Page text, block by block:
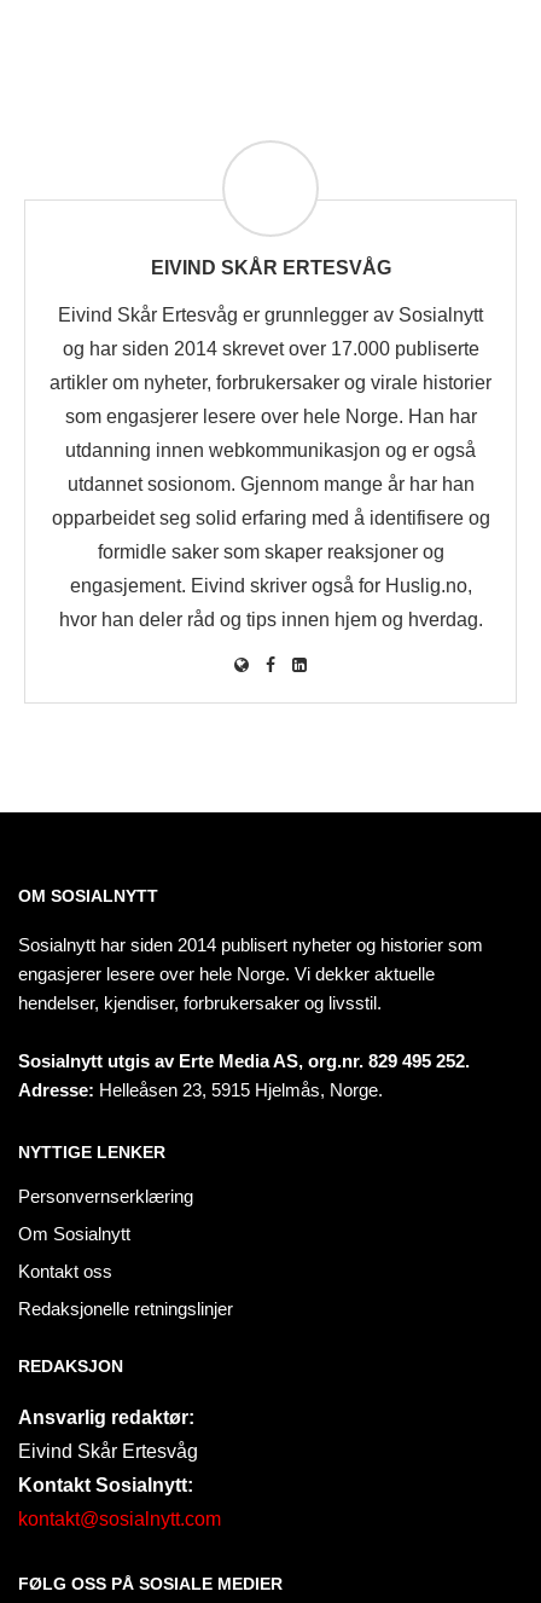
EIVIND SKÅR ERTESVÅG
Eivind Skår Ertesvåg er grunnlegger av Sosialnytt
og har siden 2014 skrevet over 17.000 publiserte
artikler om nyheter, forbrukersaker og virale historier
som engasjerer lesere over hele Norge. Han har
utdanning innen webkommunikasjon og er også
utdannet sosionom. Gjennom mange år har han
opparbeidet seg solid erfaring med å identifisere og
formidle saker som skaper reaksjoner og
engasjement. Eivind skriver også for Huslig.no,
hvor han deler råd og tips innen hjem og hverdag.
OM SOSIALNYTT
Sosialnytt har siden 2014 publisert nyheter og historier som
engasjerer lesere over hele Norge. Vi dekker aktuelle
hendelser, kjendiser, forbrukersaker og livsstil.
Sosialnytt utgis av Erte Media AS, org.nr. 829 495 252.
Adresse: Helleåsen 23, 5915 Hjelmås, Norge.
NYTTIGE LENKER
Personvernserklæring
Om Sosialnytt
Kontakt oss
Redaksjonelle retningslinjer
REDAKSJON
Ansvarlig redaktør:
Eivind Skår Ertesvåg
Kontakt Sosialnytt:
kontakt@sosialnytt.com
FØLG OSS PÅ SOSIALE MEDIER​